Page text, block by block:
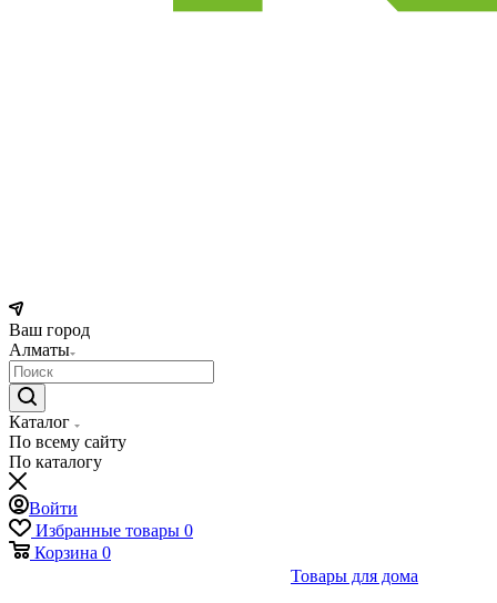
Ваш город
Алматы
Каталог
По всему сайту
По каталогу
Войти
Избранные товары 0
Корзина 0
Товары для дома